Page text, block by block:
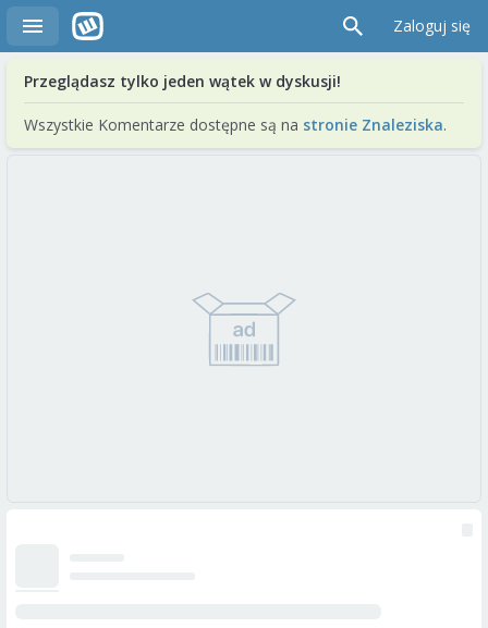
Zaloguj się
Przeglądasz tylko jeden wątek w dyskusji!
Wszystkie Komentarze dostępne są na stronie Znaleziska.